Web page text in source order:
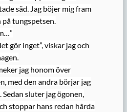
säd. Jag böjer mig fram
tungspetsen.
gör inget”, viskar jag och
jag honom över
med den andra börjar jag
sluter jag ögonen,
stoppar hans redan hårda